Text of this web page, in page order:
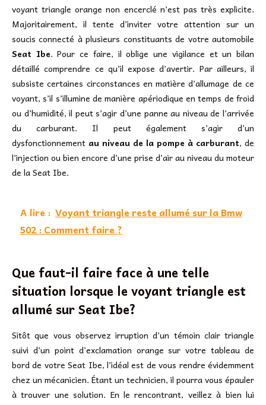
voyant triangle orange non encerclé n’est pas très explicite.
Majoritairement, il tente d’inviter votre attention sur un
soucis connecté à plusieurs constituants de votre automobile
Seat Ibe. Pour ce faire, il oblige une vigilance et un bilan
détaillé comprendre ce qu’il expose d’avertir. Par ailleurs, il
subsiste certaines circonstances en matière d’allumage de ce
voyant, s’il s’illumine de manière apériodique en temps de froid
ou d’humidité, il peut s’agir d’une panne au niveau de l’arrivée
du carburant. Il peut également s’agir d’un
dysfonctionnement au niveau de la pompe à carburant, de
l’injection ou bien encore d’une prise d’air au niveau du moteur
de la Seat Ibe.
A lire : Voyant triangle reste allumé sur la Bmw
502 : Comment faire ?
Que faut-il faire face à une telle
situation lorsque le voyant triangle est
allumé sur Seat Ibe?
Sitôt que vous observez irruption d’un témoin clair triangle
suivi d’un point d’exclamation orange sur votre tableau de
bord de votre Seat Ibe, l’idéal est de vous rendre évidemment
chez un mécanicien. Étant un technicien, il pourra vous épauler
à trouver une solution. En le rencontrant, veillez à bien lui